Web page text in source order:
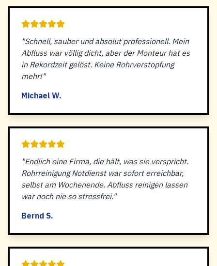
"Schnell, sauber und absolut professionell. Mein
Abfluss war völlig dicht, aber der Monteur hat es
in Rekordzeit gelöst. Keine Rohrverstopfung
mehr!"
Michael W.
"Endlich eine Firma, die hält, was sie verspricht.
Rohrreinigung Notdienst war sofort erreichbar,
selbst am Wochenende. Abfluss reinigen lassen
war noch nie so stressfrei."
Bernd S.